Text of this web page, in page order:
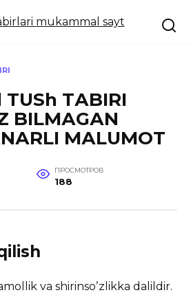
TАBIRI
BILMАGАN
MАLUMOT
ПРОСМОТРОВ
188
va shirinsoʼzlikka dalildir.